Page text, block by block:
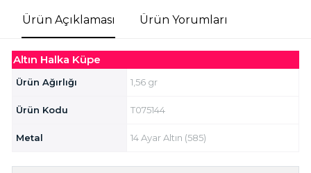
Ürün Açıklaması Ürün Yorumları
Altın Halka Küpe
Ürün Ağırlığı 1,56 gr
Ürün Kodu T075144
Metal 14 Ayar Altın (585)